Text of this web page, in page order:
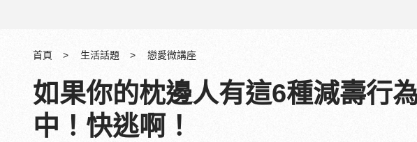
首頁 生活話題 戀愛微講座
如果你的枕邊人有這6種減壽行
中！快逃啊！